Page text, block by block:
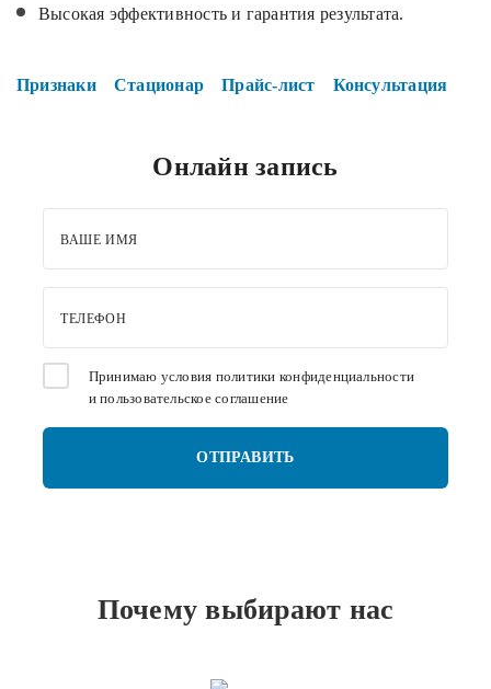
Высокая эффективность и гарантия результата.
Признаки Стационар Прайс-лист Консультация
Онлайн запись
ВАШЕ ИМЯ
ТЕЛЕФОН
Принимаю условия политики конфиденциальности
ипользовательское соглашение
Почему выбирают нас